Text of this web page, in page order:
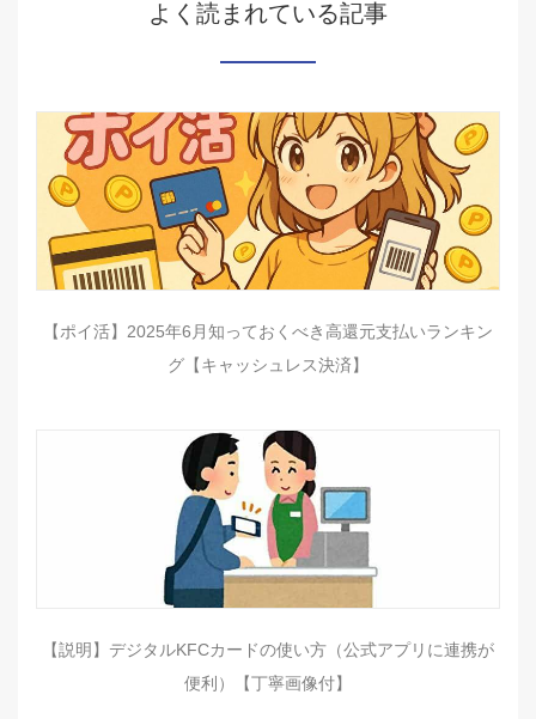
よく読まれている記事
【ポイ活】2025年6月知っておくべき高還元支払いランキン
グ【キャッシュレス決済】
【説明】デジタルKFCカードの使い方（公式アプリに連携が
便利）【丁寧画像付】